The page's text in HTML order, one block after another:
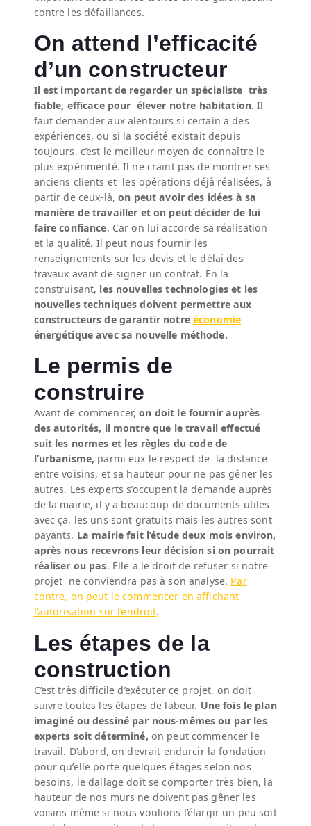
contre les défaillances.
On attend l’efficacité
d’un constructeur
Il est important de regarder un spécialiste très
fiable, efficace pour élever notre habitation. Il
faut demander aux alentours si certain a des
expériences, ou si la société existait depuis
toujours, c’est le meilleur moyen de connaître le
plus expérimenté. Il ne craint pas de montrer ses
anciens clients et les opérations déjà réalisées, à
partir de ceux-là,on peut avoir des idées à sa
manière de travailler et on peut décider de lui
faire confiance. Car on lui accorde sa réalisation
et la qualité. Il peut nous fournir les
renseignements sur les devis et le délai des
travaux avant de signer un contrat. En la
construisant, les nouvelles technologies et les
nouvelles techniques doivent permettre aux
constructeurs de garantir notreéconomie
énergétique avec sa nouvelle méthode.
Le permis de
construire
Avant de commencer, on doit le fournir auprès
des autorités, il montre que le travail effectué
suit les normes et les règles du code de
l’urbanisme, parmi eux le respect de la distance
entre voisins, et sa hauteur pour ne pas gêner les
autres. Les experts s’occupent la demande auprès
de la mairie, il y a beaucoup de documents utiles
avec ça, les uns sont gratuits mais les autres sont
payants. La mairie fait l’étude deux mois environ,
après nous recevrons leur décision si on pourrait
réaliser ou pas. Elle a le droit de refuser si notre
projet ne conviendra pas à son analyse. Par
contre, on peut le commencer en affichant
l’autorisation sur l’endroit.
Les étapes de la
construction
C’est très difficile d’exécuter ce projet, on doit
suivre toutes les étapes de labeur. Une fois le plan
imaginé ou dessiné par nous-mêmes ou par les
experts soit déterminé, on peut commencer le
travail. D’abord, on devrait endurcir la fondation
pour qu’elle porte quelques étages selon nos
besoins, le dallage doit se comporter très bien, la
hauteur de nos murs ne doivent pas gêner les
voisins même si nous voulions l’élargir un peu soit